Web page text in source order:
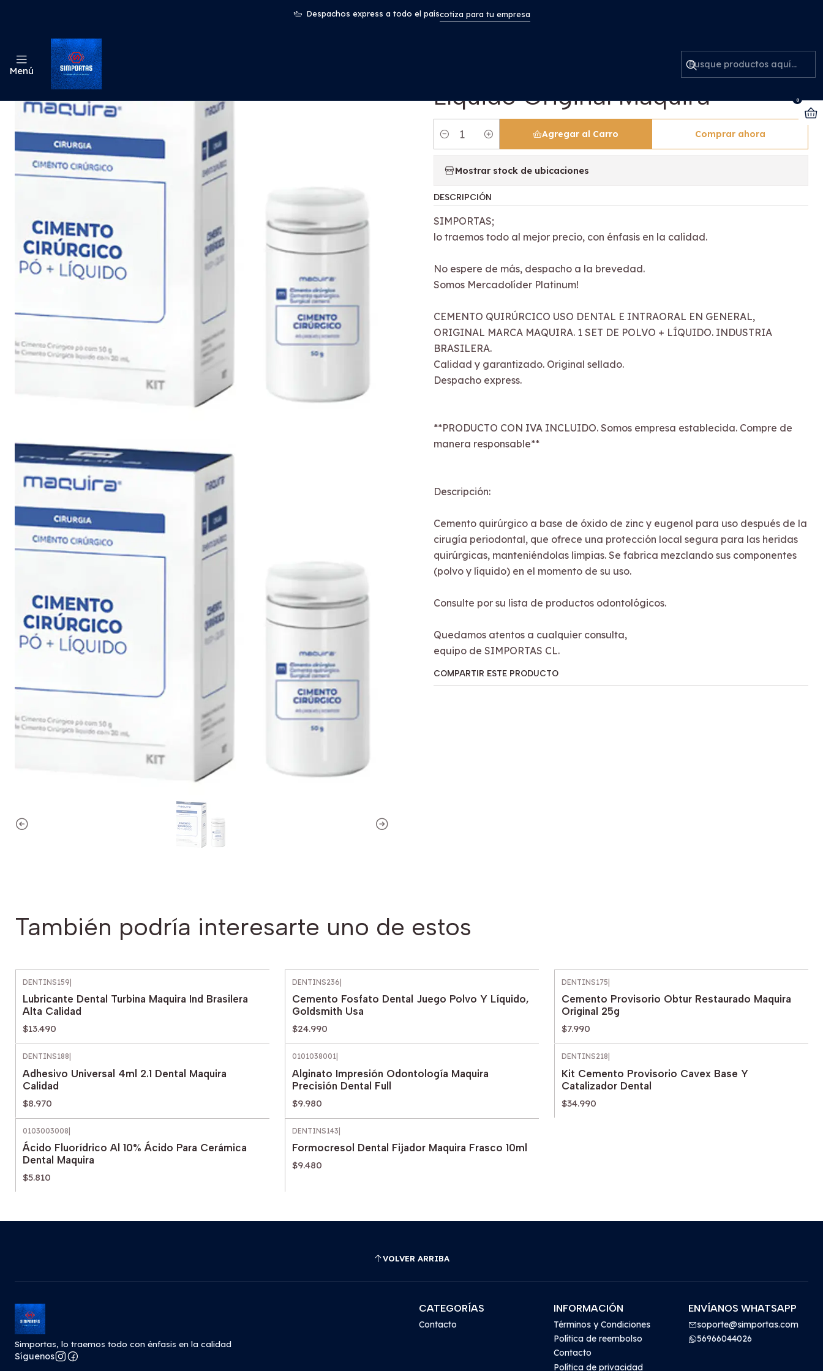
Menú
0
Despachos express a todo el paíscotiza para tu empresa
Odontología Cemento Quirúrgico Kit Polvo + Líquido Original Maquira
Cemento Quirúrgico Kit Polvo +
Líquido Original Maquira
Cantidad
Agregar al Carro Comprar ahora
Mostrar stock de ubicaciones
DESCRIPCIÓN
SIMPORTAS;
lo traemos todo al mejor precio, con énfasis en la calidad.
No espere de más, despacho a la brevedad.
Somos Mercadolíder Platinum!
CEMENTO QUIRÚRCICO USO DENTAL E INTRAORAL EN GENERAL,
ORIGINAL MARCA MAQUIRA. 1 SET DE POLVO + LÍQUIDO. INDUSTRIA
BRASILERA.
Calidad y garantizado. Original sellado.
Despacho express.
**PRODUCTO CON IVA INCLUIDO. Somos empresa establecida. Compre de
manera responsable**
Descripción:
Cemento quirúrgico a base de óxido de zinc y eugenol para uso después de la
cirugía periodontal, que ofrece una protección local segura para las heridas
quirúrgicas, manteniéndolas limpias. Se fabrica mezclando sus componentes
(polvo y líquido) en el momento de su uso.
Consulte por su lista de productos odontológicos.
Quedamos atentos a cualquier consulta,
equipo de SIMPORTAS CL.
COMPARTIR ESTE PRODUCTO
También podría interesarte uno de estos
DENTINS159
Lubricante Dental Turbina Maquira Ind Brasilera
Alta Calidad
$13.490
DENTINS236
Cemento Fosfato Dental Juego Polvo Y Líquido,
Goldsmith Usa
$24.990
DENTINS175
Cemento Provisorio Obtur Restaurado Maquira
Original 25g
$7.990
DENTINS188
Adhesivo Universal 4ml 2.1 Dental Maquira
Calidad
$8.970
0101038001|
Alginato Impresión Odontología Maquira
Precisión Dental Full
$9.980
DENTINS218
Kit Cemento Provisorio Cavex Base Y
Catalizador Dental
$34.990
0103003008
Ácido Fluorídrico Al 10% Ácido Para Cerámica
Dental Maquira
$5.810
DENTINS143
Formocresol Dental Fijador Maquira Frasco 10ml
$9.480
VOLVER ARRIBA
Simportas, lo traemos todo con énfasis en la calidad
Síguenos
CATEGORÍAS
Contacto
INFORMACIÓN
Términos y Condiciones
Política de reembolso
Contacto
Política de privacidad
ENVÍANOS WHATSAPP
soporte@simportas.com
56966044026